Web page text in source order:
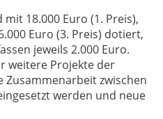
18.000 Euro (1. Preis),
Euro (3. Preis) dotiert,
jeweils 2.000 Euro.
weitere Projekte der
zwischen
werden und neue